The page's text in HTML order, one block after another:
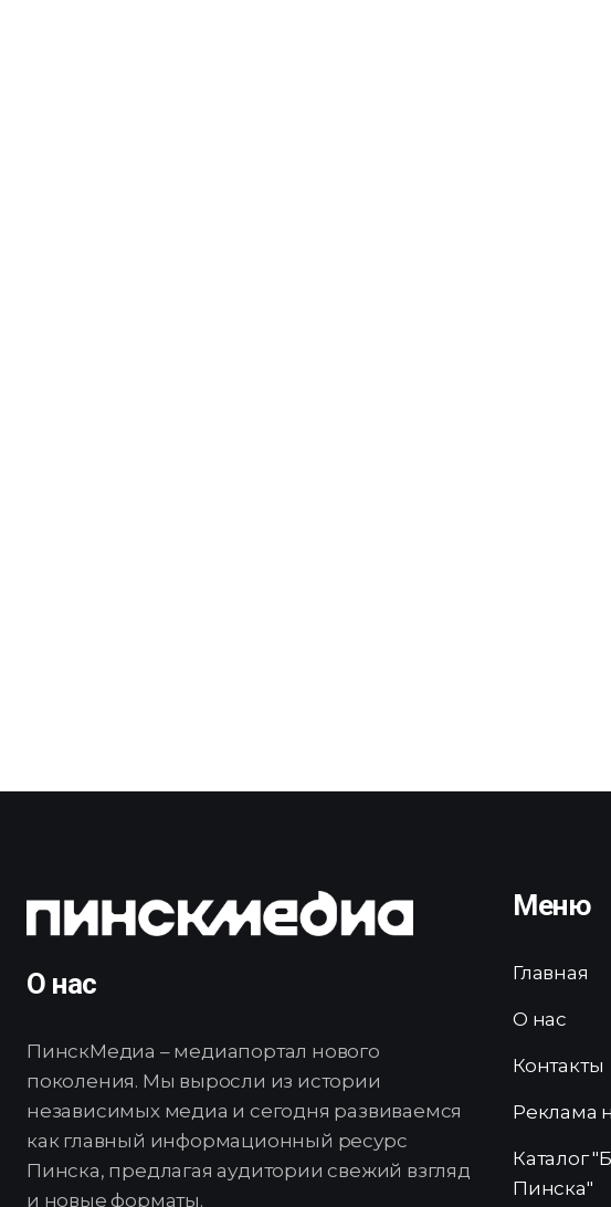
О нас
ПинскМедиа – медиапортал нового
поколения. Мы выросли из истории
независимых медиа и сегодня развиваемся
как главный информационный ресурс
Пинска, предлагая аудитории свежий взгляд
и новые форматы.
Меню
Главная
О нас
Контакты
Реклама
Каталог
Пинска"